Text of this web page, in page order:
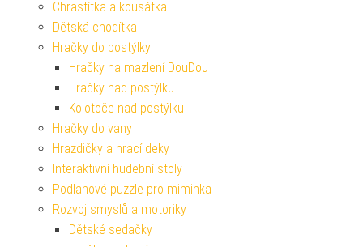
Chrastítka a kousátka
Dětská chodítka
Hračky do postýlky
Hračky na mazlení DouDou
Hračky nad postýlku
Kolotoče nad postýlku
Hračky do vany
Hrazdičky a hrací deky
Interaktivní hudební stoly
Podlahové puzzle pro miminka
Rozvoj smyslů a motoriky
Dětské sedačky